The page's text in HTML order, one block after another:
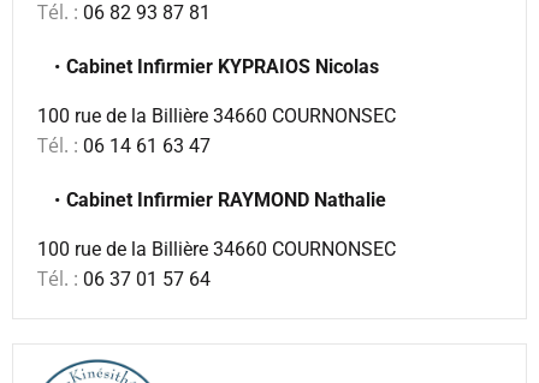
Tél. : 06 82 93 87 81
Cabinet Infirmier KYPRAIOS Nicolas
100 rue de la Billière 34660 COURNONSEC
Tél. : 06 14 61 63 47
Cabinet Infirmier RAYMOND Nathalie
100 rue de la Billière 34660 COURNONSEC
Tél. : 06 37 01 57 64